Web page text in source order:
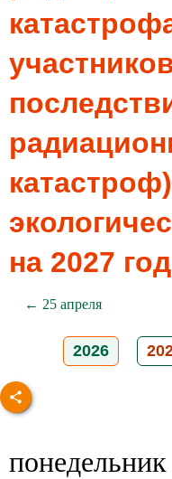
на 2027
← 25 апреля
2026
понедельник